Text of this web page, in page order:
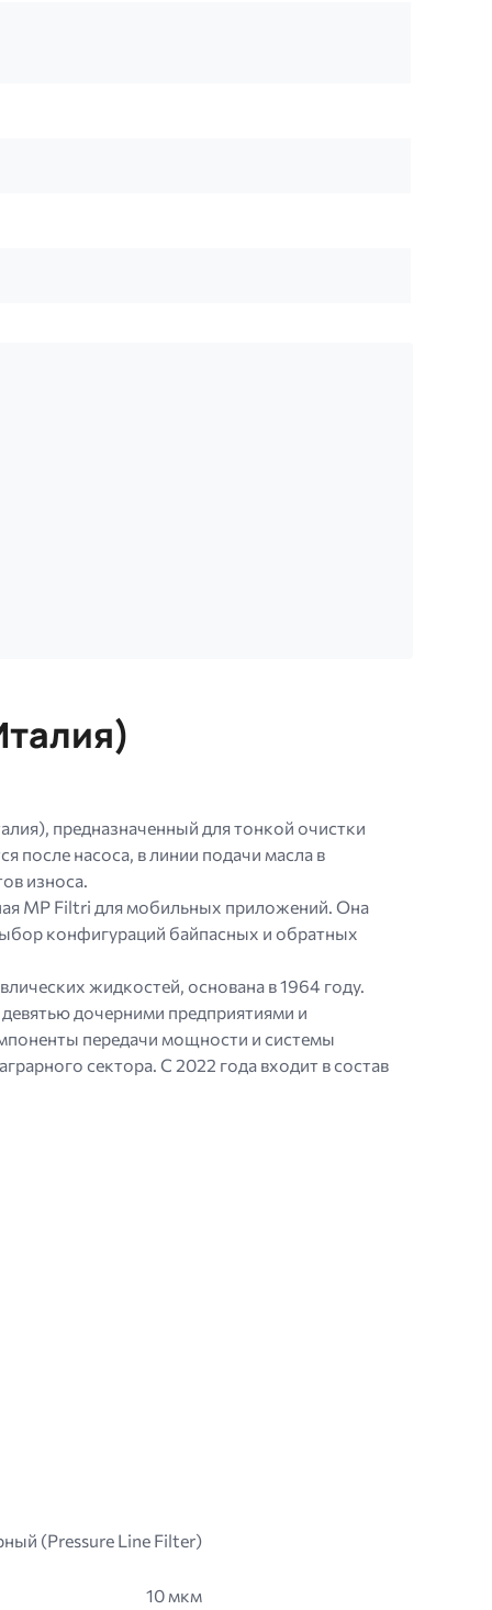
предназначенный для тонкой очистки
после насоса, в линии подачи масла в
износа.
MP Filtri для мобильных приложений. Она
конфигураций байпасных и обратных
жидкостей, основана в 1964 году.
дочерними предприятиями и
передачи мощности и системы
сектора. С 2022 года входит в состав
(Pressure Line Filter)
10 мкм